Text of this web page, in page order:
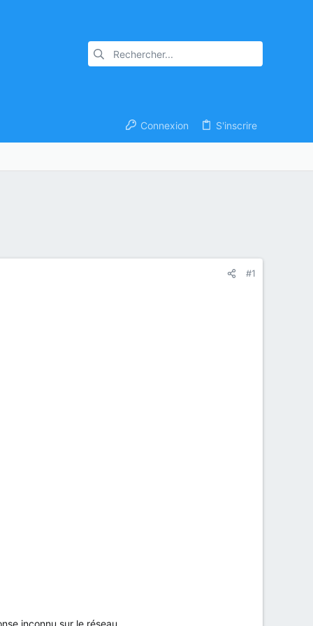
Connexion S'inscrire
#1
inconnu sur le réseau